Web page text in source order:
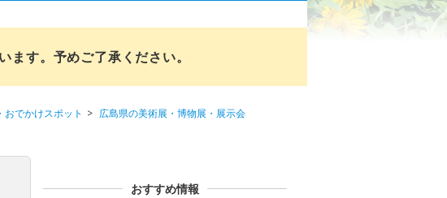
す。予めご了承ください。
でかけスポット
広島県の美術展・博物展・展示会
おすすめ情報